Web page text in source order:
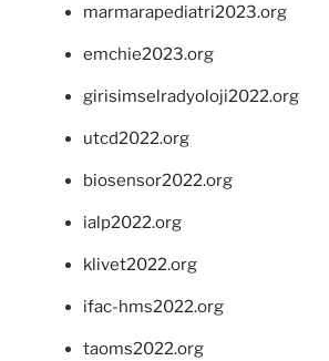
marmarapediatri2023.org
emchie2023.org
girisimselradyoloji2022.org
utcd2022.org
biosensor2022.org
ialp2022.org
klivet2022.org
ifac-hms2022.org
taoms2022.org